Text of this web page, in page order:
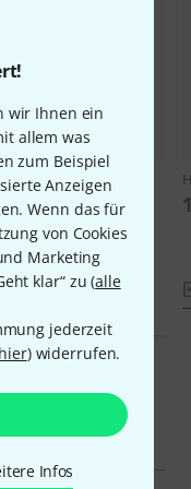
wir Ihnen ein
allem was
zum Beispiel
Anzeigen
Wenn das für
von Cookies
Marketing
klar“ zu (alle
jederzeit
hier) widerrufen.
Infos
64